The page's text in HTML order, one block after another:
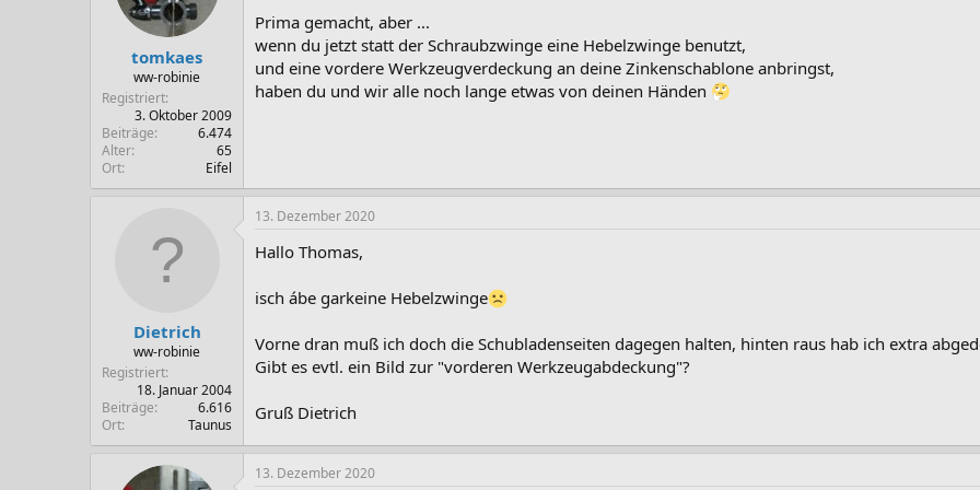
e
n
:
tomkaes
ww-robinie
Registriert
3. Oktober 2009
Beiträge
6.474
Alter
65
Ort
Eifel
Prima gemacht, aber ...
wenn du jetzt statt der Schraubzwinge eine Hebelzwinge benutzt,
und eine vordere Werkzeugverdeckung an deine Zinkenschablone anbringst,
haben du und wir alle noch lange etwas von deinen Händen
Dietrich
ww-robinie
Registriert
18. Januar 2004
Beiträge
6.616
Ort
Taunus
13. Dezember 2020
Hallo Thomas,
isch ábe garkeine Hebelzwinge
Vorne dran muß ich doch die Schubladenseiten dagegen halten, hinten raus hab ich extra
Gibt es evtl. ein Bild zur "vorderen Werkzeugabdeckung"?
Gruß Dietrich
13. Dezember 2020